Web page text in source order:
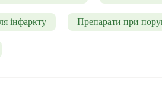
інфаркту Препарати при